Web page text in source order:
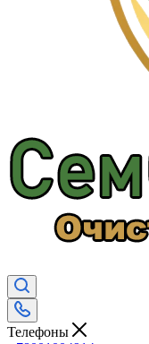
Телефоны